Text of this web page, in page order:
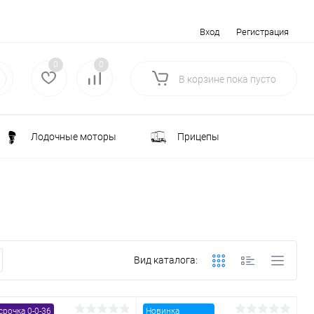
Вход Регистрация
0 0
В корзине пока пусто
Лодочные моторы Прицепы
РАСПРОДАЖА
и ремонт
Вид каталога:
0-0-36 Новинка